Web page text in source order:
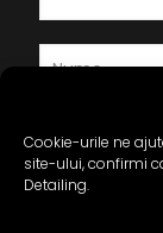
Cookie-urile ne
site-ului, confirmi
Detailing.